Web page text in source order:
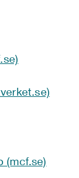
(mcf.se)